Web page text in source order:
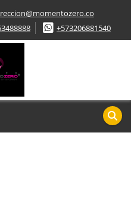
+573206881540